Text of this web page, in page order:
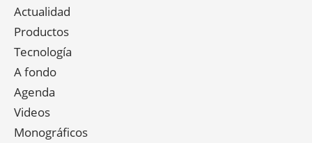
Actualidad
Productos
Tecnología
A fondo
Agenda
Videos
Monográficos